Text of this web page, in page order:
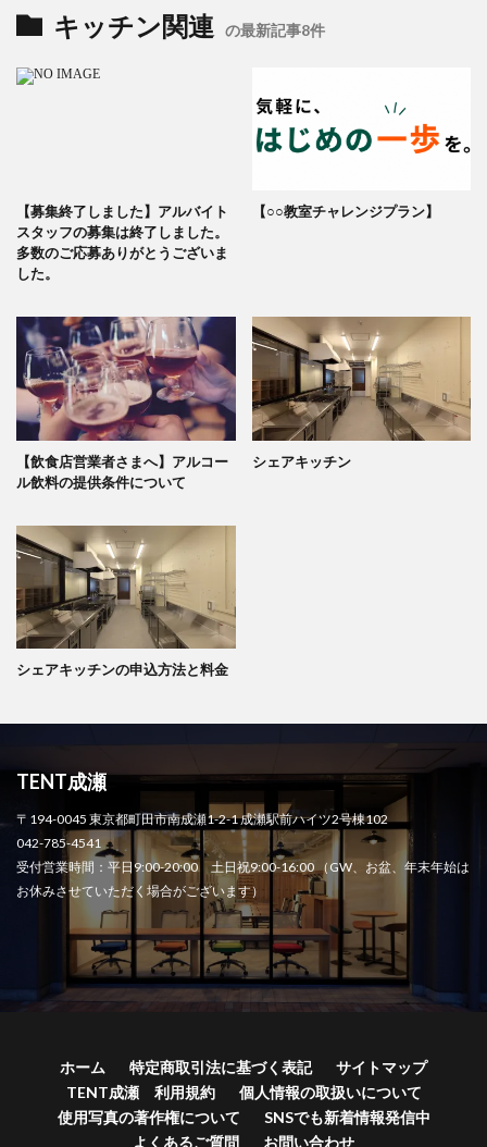
キッチン関連 の最新記事8件
【募集終了しました】アルバイト
スタッフの募集は終了しました。
多数のご応募ありがとうございま
した。
【○○教室チャレンジプラン】
【飲食店営業者さまへ】アルコー
ル飲料の提供条件について
シェアキッチン
シェアキッチンの申込方法と料金
TENT成瀬
〒194-0045 東京都町田市南成瀬1-2-1 成瀬駅前ハイツ2号棟102
042-785-4541
受付営業時間：平日9:00-20:00 土日祝9:00-16:00 （GW、お盆、年末年始は
お休みさせていただく場合がございます）
ホーム 特定商取引法に基づく表記
サイトマップ
TENT成瀬 利用規約
個人情報の取扱いについて
使用写真の著作権について
SNSでも新着情報発信中
よくあるご質問
お問い合わせ